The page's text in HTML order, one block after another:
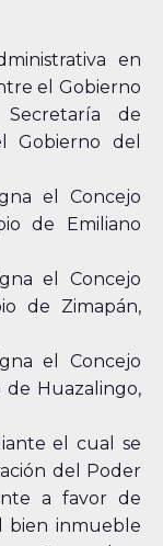
en
el Gobierno
de
Gobierno del
el Concejo
de Emiliano
el Concejo
de Zimapán,
el Concejo
Huazalingo,
el cual se
del Poder
a favor de
bien inmueble